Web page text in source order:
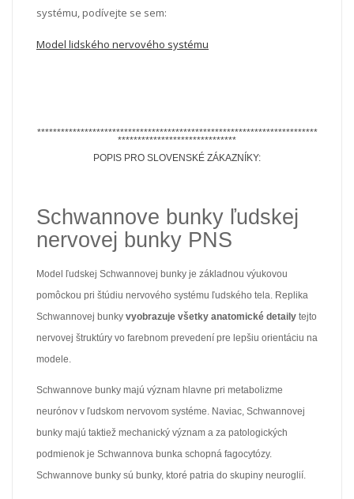
systému, podívejte se sem:
Model lidského nervového systému
***********************************************************************
******************************
POPIS PRO SLOVENSKÉ ZÁKAZNÍKY:
Schwannove bunky ľudskej
nervovej bunky PNS
Model ľudskej Schwannovej bunky je základnou výukovou
pomôckou pri štúdiu nervového systému ľudského tela. Replika
Schwannovej bunky vyobrazuje všetky anatomické detaily tejto
nervovej štruktúry vo farebnom prevedení pre lepšiu orientáciu na
modele.
Schwannove bunky majú význam hlavne pri metabolizme
neurónov v ľudskom nervovom systéme. Naviac, Schwannovej
bunky majú taktiež mechanický význam a za patologických
podmienok je Schwannova bunka schopná fagocytózy.
Schwannove bunky sú bunky, ktoré patria do skupiny neuroglií.